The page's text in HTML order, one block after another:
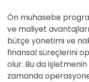
Ön muhasebe
ve maliyet
bütçe yönetimi ve
finansal süreçlerini
olur. Bu da
zamanda